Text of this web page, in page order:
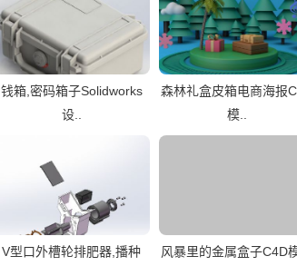
钱箱,密码箱子Solidworks
设..
森林礼盒皮箱电商海报
模..
V型口外槽轮排肥器,播种
风暴里的金属盒子C4D